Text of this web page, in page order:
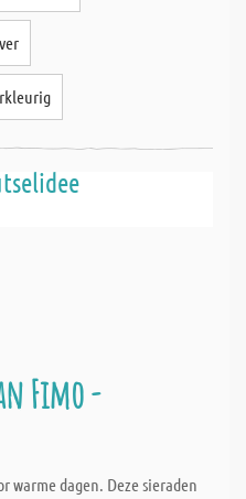
Fimo -
warme dagen. Deze sieraden